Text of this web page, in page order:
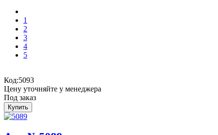
1
2
3
4
5
Код:5093
Цену уточняйте у менеджера
Под заказ